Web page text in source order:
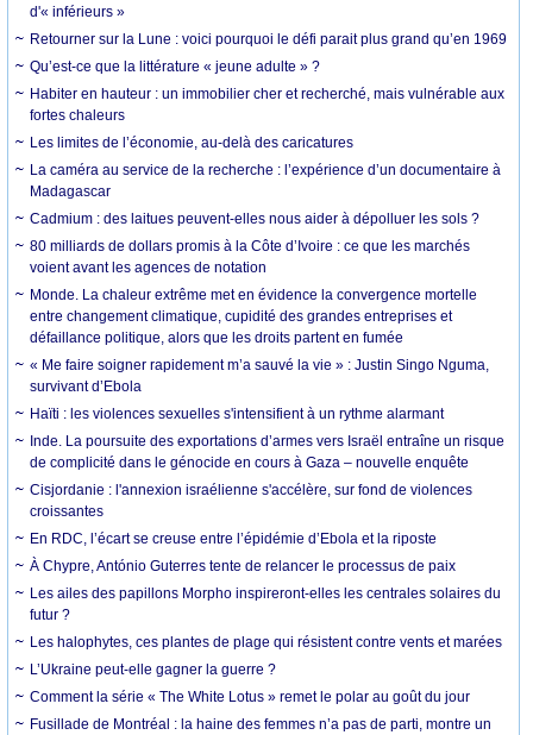
d'« inférieurs »
Retourner sur la Lune : voici pourquoi le défi parait plus grand qu’en 1969
Qu’est-ce que la littérature « jeune adulte » ?
Habiter en hauteur : un immobilier cher et recherché, mais vulnérable aux
fortes chaleurs
Les limites de l’économie, au-delà des caricatures
La caméra au service de la recherche : l’expérience d’un documentaire à
Madagascar
Cadmium : des laitues peuvent-elles nous aider à dépolluer les sols ?
80 milliards de dollars promis à la Côte d’Ivoire : ce que les marchés
voient avant les agences de notation
Monde. La chaleur extrême met en évidence la convergence mortelle
entre changement climatique, cupidité des grandes entreprises et
défaillance politique, alors que les droits partent en fumée
« Me faire soigner rapidement m’a sauvé la vie » : Justin Singo Nguma,
survivant d’Ebola
Haïti : les violences sexuelles s'intensifient à un rythme alarmant
Inde. La poursuite des exportations d’armes vers Israël entraîne un risque
de complicité dans le génocide en cours à Gaza – nouvelle enquête
Cisjordanie : l'annexion israélienne s'accélère, sur fond de violences
croissantes
En RDC, l’écart se creuse entre l’épidémie d’Ebola et la riposte
À Chypre, António Guterres tente de relancer le processus de paix
Les ailes des papillons Morpho inspireront-elles les centrales solaires du
futur ?
Les halophytes, ces plantes de plage qui résistent contre vents et marées
L’Ukraine peut-elle gagner la guerre ?
Comment la série « The White Lotus » remet le polar au goût du jour
Fusillade de Montréal : la haine des femmes n’a pas de parti, montre un